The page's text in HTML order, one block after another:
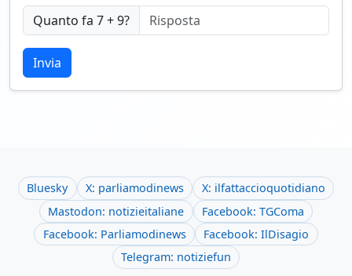
Quanto fa 7 + 9?
Invia
Bluesky X: parliamodinews
X: ilfattaccioquotidiano
Mastodon: notizieitaliane
Facebook: TGComa
Facebook: Parliamodinews
Facebook: IlDisagio
Telegram: notiziefun